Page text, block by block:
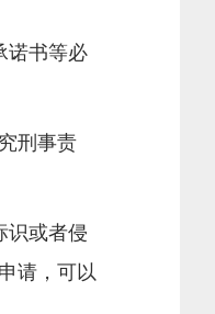
诺书等必
刑事责
识或者侵
请，可以